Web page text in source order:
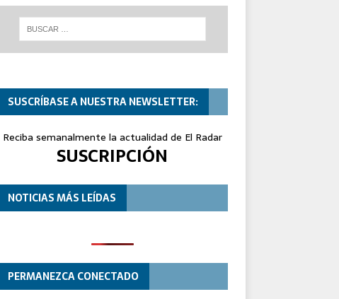
SUSCRÍBASE A NUESTRA NEWSLETTER:
Reciba semanalmente la actualidad de El Radar
SUSCRIPCIÓN
NOTICIAS MÁS LEÍDAS
PERMANEZCA CONECTADO